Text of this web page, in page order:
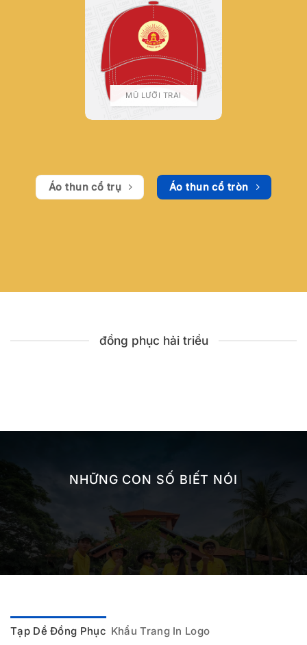
MŨ LƯỠI TRAI
Áo thun cổ trụ Áo thun cổ tròn
đồng phục hải triều
NHỮNG CON SỐ BIẾT NÓI
Tạp Dề Đồng Phục Khẩu Trang In Logo